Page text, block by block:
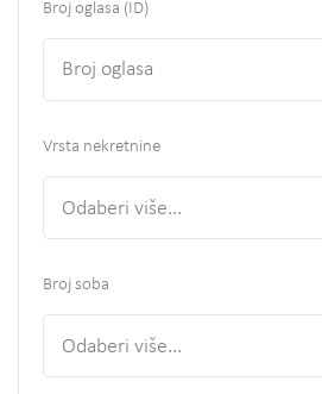
Broj oglasa (ID)
Vrsta nekretnine
Odaberi više...
Broj soba
Odaberi više...